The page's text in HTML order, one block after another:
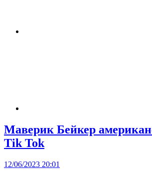
Маверик Бейкер
Tik Tok
12/06/2023 20:01